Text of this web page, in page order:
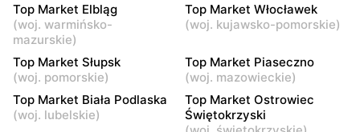
Top Market
Rechniewskiego 8
Top Market
Top Market
Warszawa, ul. Nicejska 2
Top Market
Warszawa, ul. Łabiszyńska
Top Market Elbląg
(woj. warmińsko-
mazurskie)
Top Market Włocławek
(woj. kujawsko-pomorskie)
Top Market Słupsk
(woj. pomorskie)
Top Market Piaseczno
(woj. mazowieckie)
Top Market Biała Podlaska
(woj. lubelskie)
Top Market Ostrowiec
Świętokrzyski